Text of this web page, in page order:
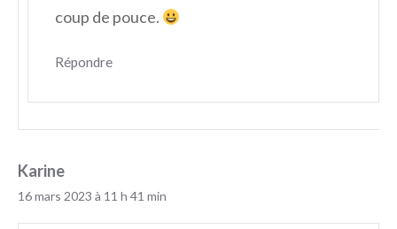
coup de pouce.
Répondre
Karine
16 mars 2023 à 11 h 41 min